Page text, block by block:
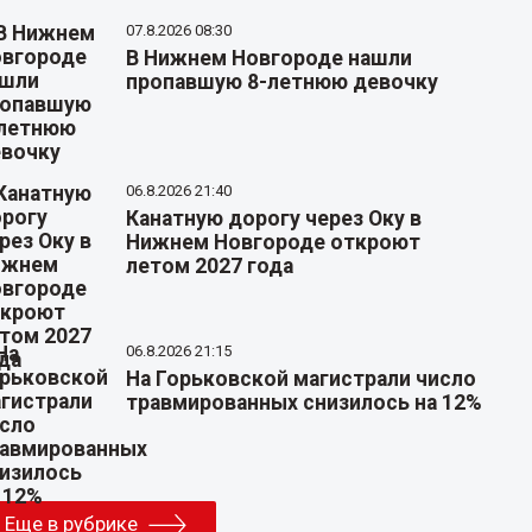
07.8.2026 08:30
В Нижнем Новгороде нашли
пропавшую 8-летнюю девочку
06.8.2026 21:40
Канатную дорогу через Оку в
Нижнем Новгороде откроют
летом 2027 года
06.8.2026 21:15
На Горьковской магистрали число
травмированных снизилось на 12%
Еще в рубрике